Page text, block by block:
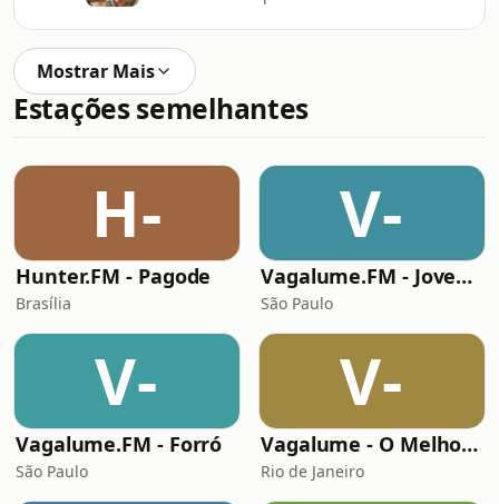
Mostrar Mais
Estações semelhantes
H-
Hunter.FM - Pagode
Brasília
V-
Vagalume.FM - Jovem Guarda
São Paulo
V-
Vagalume.FM - Forró
São Paulo
V-
Vagalume - O Melhor de Shakira
Rio de Janeiro